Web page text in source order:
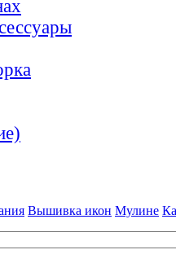
Вышивка икон Мулине